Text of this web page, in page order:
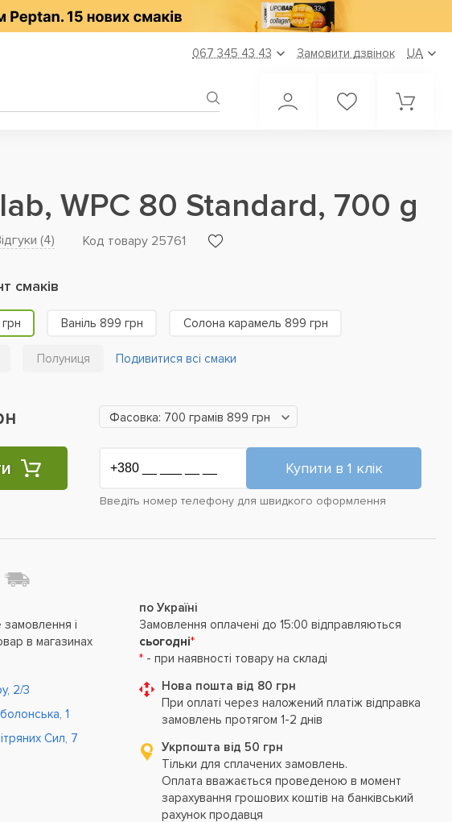
067 345 43 43 Замовити дзвінок UA
WPC 80 Standard, 700 g
(4) Код товару 25761
смаків
Ваніль 899 грн Солона карамель 899 грн
Полуниця Подивитися всі смаки
Фасовка: 700 грамів 899 грн
Введіть номер телефону для швидкого оформлення
і
в магазинах
2/3
1
Сил, 7
по Україні
Замовлення оплачені до 15:00 відправляються
сьогодні*
* - при наявності товару на складі
Нова пошта від 80 грн
При оплаті через наложений платіж відправка
замовлень протягом 1-2 днів
Укрпошта від 50 грн
Тільки для сплачених замовлень.
Оплата вважається проведеною в момент
зарахування грошових коштів на банківський
рахунок продавця